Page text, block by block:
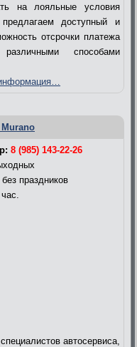
на лояльные условия
доступный и
отсрочки платежа
способами
8 (985) 143-22-26
без праздников
автосервиса,